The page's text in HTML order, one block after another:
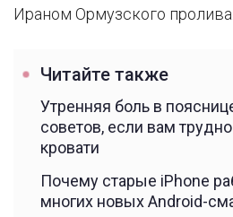
Ираном Ормузского пролива.
Читайте также
Утренняя боль в
советов, если вам
кровати
Почему старые iPhone
многих новых Android-